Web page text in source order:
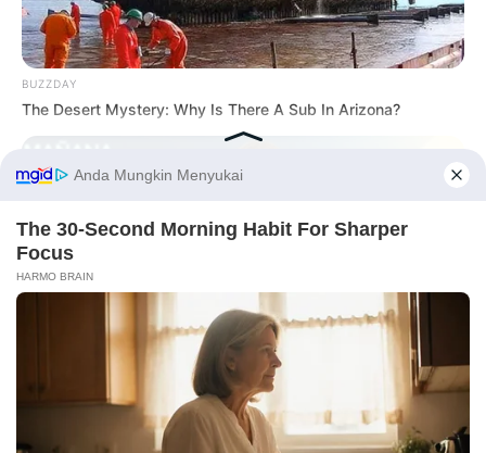
Serem! 9 Chat Ojek Online &
Pelanggan Ini Bikin Auto
Merinding
BUZZDAY
The Desert Mystery: Why Is There A Sub In Arizona?
They Forgot The Cameras Were On And The Results Were
Fantastic
Before You Go